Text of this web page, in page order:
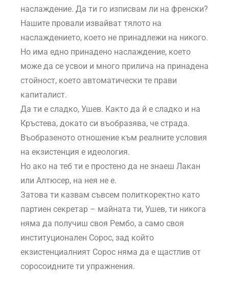
наслаждение. Да ти го изписвам ли на френски?
Нашите провали извайват тялото на
наслаждението, което не принадлежи на никого.
Но има едно принадено наслаждение, което
може да се усвои и много прилича на принадена
стойност, което автоматически те прави
капиталист.
Да ти е сладко, Ушев. Както да й е сладко и на
Кръстева, докато си въобразява, че страда.
Въобразеното отношение към реалните условия
на екзистенция е идеология.
Но ако на теб ти е простено да не знаеш Лакан
или Алтюсер, на нея не е.
Затова ти казвам съвсем политкоректно като
партиен секретар – майната ти, Ушев, ти никога
няма да получиш своя Рембо, а само своя
институционален Сорос, зад който
екзистенциалният Сорос няма да е щастлив от
соросоидните ти упражнения.